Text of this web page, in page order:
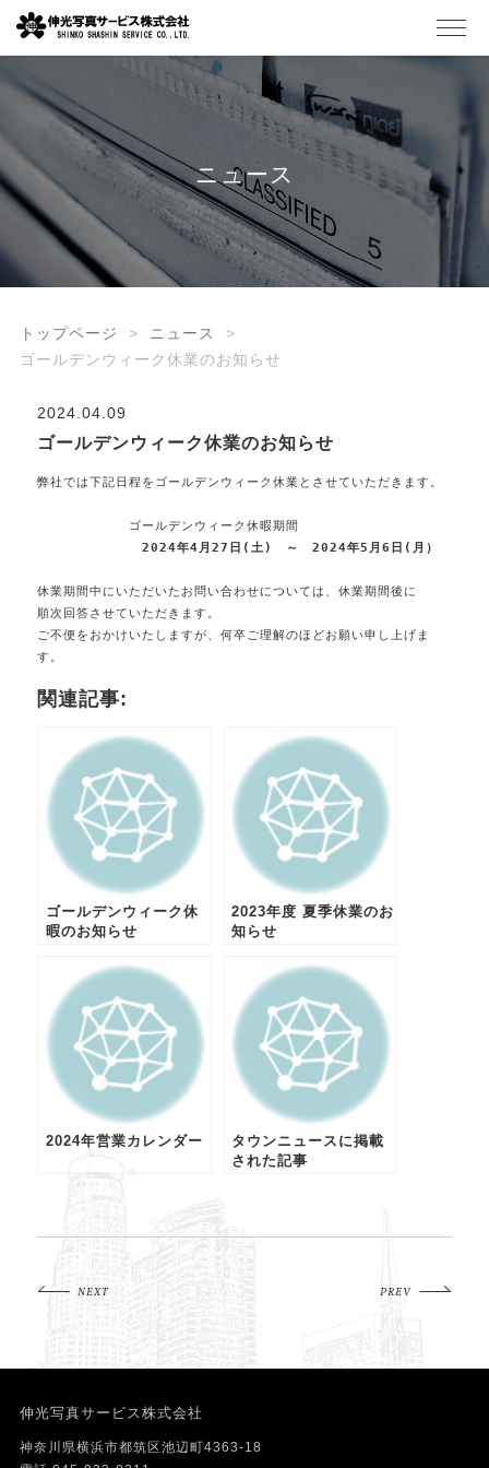
ニュース
トップページ
ニュース
ゴールデンウィーク休業のお知らせ
2024.04.09
ゴールデンウィーク休業のお知らせ
弊社では下記日程をゴールデンウィーク休業とさせていただきます。
ゴールデンウィーク休暇期間
2024年4月27日(土)　～　2024年5月6日(月）
休業期間中にいただいたお問い合わせについては、休業期間後に
順次回答させていただきます。
ご不便をおかけいたしますが、何卒ご理解のほどお願い申し上げま
す。
関連記事:
ゴールデンウィーク休
暇のお知らせ
2023年度 夏季休業のお
知らせ
2024年営業カレンダー
タウンニュースに掲載
された記事
NEXT PREV
伸光写真サービス株式会社
神奈川県横浜市都筑区池辺町4363-18